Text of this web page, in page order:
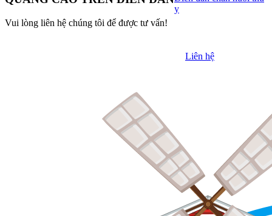
Vui lòng liên hệ chúng tôi để được tư vấn!
Liên hệ
y